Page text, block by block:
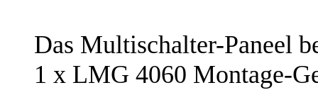
Das Multischalter-Paneel
1 x LMG 4060 Montage-